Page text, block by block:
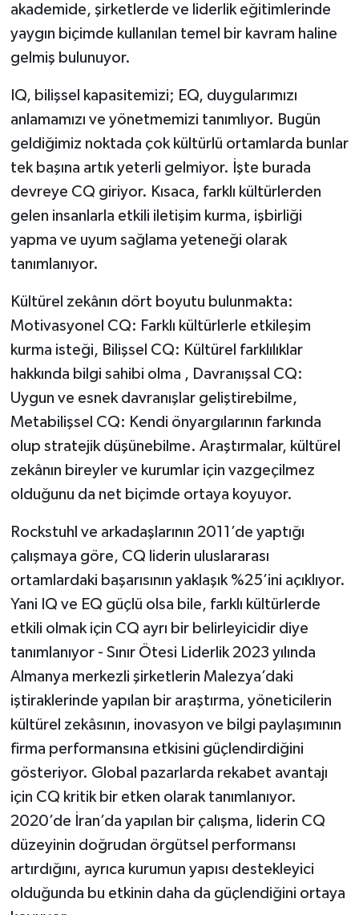
akademide, şirketlerde ve liderlik eğitimlerinde
yaygın biçimde kullanılan temel bir kavram haline
gelmiş bulunuyor.
IQ, bilişsel kapasitemizi; EQ, duygularımızı
anlamamızı ve yönetmemizi tanımlıyor. Bugün
geldiğimiz noktada çok kültürlü ortamlarda bunlar
tek başına artık yeterli gelmiyor. İşte burada
devreye CQ giriyor. Kısaca, farklı kültürlerden
gelen insanlarla etkili iletişim kurma, işbirliği
yapma ve uyum sağlama yeteneği olarak
tanımlanıyor.
Kültürel zekânın dört boyutu bulunmakta:
Motivasyonel CQ: Farklı kültürlerle etkileşim
kurma isteği, Bilişsel CQ: Kültürel farklılıklar
hakkında bilgi sahibi olma , Davranışsal CQ:
Uygun ve esnek davranışlar geliştirebilme,
Metabilişsel CQ: Kendi önyargılarının farkında
olup stratejik düşünebilme. Araştırmalar, kültürel
zekânın bireyler ve kurumlar için vazgeçilmez
olduğunu da net biçimde ortaya koyuyor.
Rockstuhl ve arkadaşlarının 2011’de yaptığı
çalışmaya göre, CQ liderin uluslararası
ortamlardaki başarısının yaklaşık %25’ini açıklıyor.
Yani IQ ve EQ güçlü olsa bile, farklı kültürlerde
etkili olmak için CQ ayrı bir belirleyicidir diye
tanımlanıyor - Sınır Ötesi Liderlik 2023 yılında
Almanya merkezli şirketlerin Malezya’daki
iştiraklerinde yapılan bir araştırma, yöneticilerin
kültürel zekâsının, inovasyon ve bilgi paylaşımının
firma performansına etkisini güçlendirdiğini
gösteriyor. Global pazarlarda rekabet avantajı
için CQ kritik bir etken olarak tanımlanıyor.
2020’de İran’da yapılan bir çalışma, liderin CQ
düzeyinin doğrudan örgütsel performansı
artırdığını, ayrıca kurumun yapısı destekleyici
olduğunda bu etkinin daha da güçlendiğini ortaya